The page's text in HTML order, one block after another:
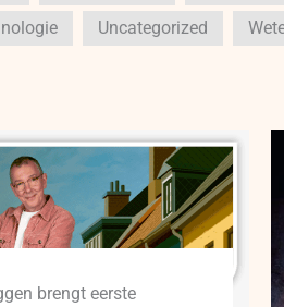
Uncategorized
brengt eerste